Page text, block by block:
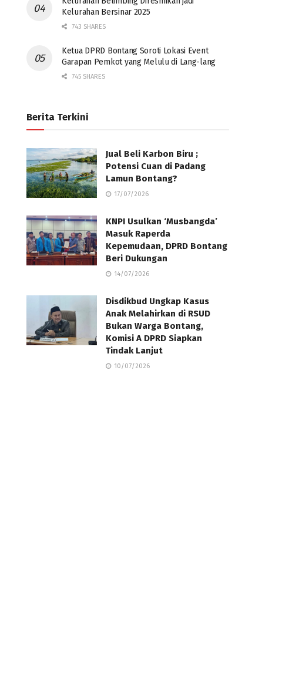
Kelurahan Bersinar 2025
743 SHARES
Ketua DPRD Bontang Soroti Lokasi Event
Garapan Pemkot yang Melulu di Lang-lang
745 SHARES
Berita Terkini
Jual Beli Karbon Biru ;
Potensi Cuan di Padang
Lamun Bontang?
17/07/2026
KNPI Usulkan ‘Musbangda’
Masuk Raperda
Kepemudaan, DPRD Bontang
Beri Dukungan
14/07/2026
Disdikbud Ungkap Kasus
Anak Melahirkan di RSUD
Bukan Warga Bontang,
Komisi A DPRD Siapkan
Tindak Lanjut
10/07/2026